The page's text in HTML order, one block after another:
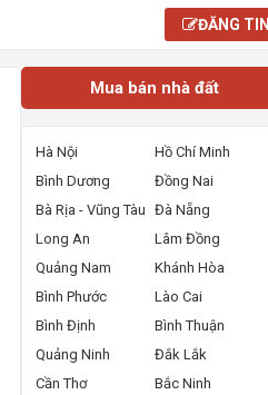
ĐĂNG TIN
Mua bán nhà đất
Hà Nội
Hồ Chí Minh
Bình Dương
Đồng Nai
Bà Rịa - Vũng Tàu Đà Nẵng
Long An
Lâm Đồng
Quảng Nam
Khánh Hòa
Bình Phước
Lào Cai
Bình Định
Bình Thuận
Quảng Ninh
Đắk Lắk
Cần Thơ
Bắc Ninh